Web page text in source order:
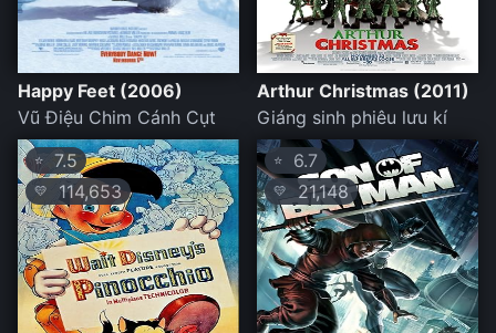
Happy Feet (2006)
Vũ Điệu Chim Cánh Cụt
Arthur Christmas (2011)
Giáng sinh phiêu lưu kí
⭐ 7.5
💛 114,653
⭐ 6.7
💛 21,148